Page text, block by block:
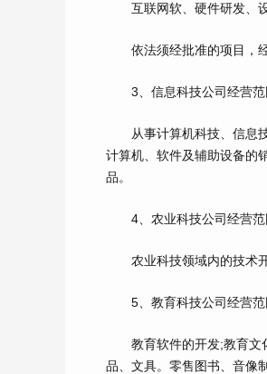
互联网软、硬件研发、设
依法须经批准的项目，经
3、信息科技公司经营范
从事计算机科技、信息技
计算机、软件及辅助设备的
品。
4、农业科技公司经营范
农业科技领域内的技术开
5、教育科技公司经营范
教育软件的开发;教育文化
品、文具。零售图书、音像